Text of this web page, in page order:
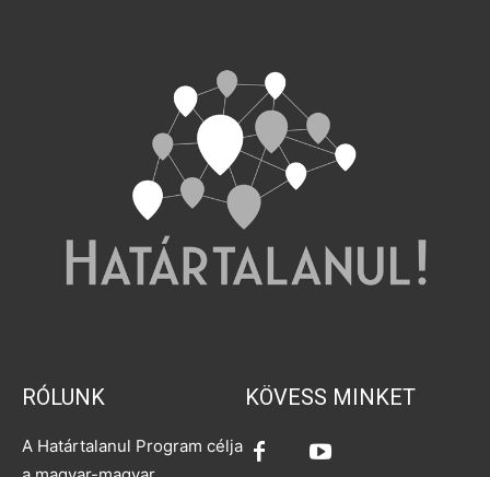
RÓLUNK
A Határtalanul Program célja
KÖVESS MINKET